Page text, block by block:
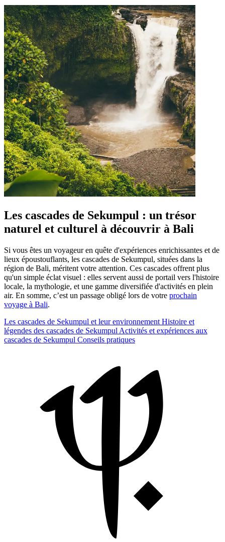
Les cascades de Sekumpul : un trésor
naturel et culturel à découvrir à Bali
Si vous êtes un voyageur en quête d'expériences enrichissantes et de
lieux époustouflants, les cascades de Sekumpul, situées dans la
région de Bali, méritent votre attention. Ces cascades offrent plus
qu'un simple éclat visuel : elles servent aussi de portail vers l'histoire
locale, la mythologie, et une gamme diversifiée d'activités en plein
air. En somme, c’est un passage obligé lors de votre prochain
voyage à Bali.
Les cascades de Sekumpul et leur environnement Histoire et
légendes des cascades de Sekumpul Activités et expériences aux
cascades de Sekumpul Conseils pratiques